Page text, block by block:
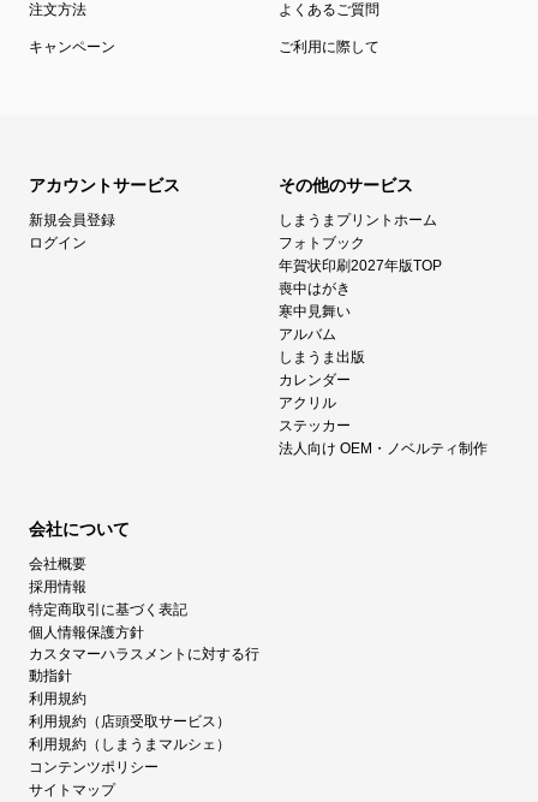
注文方法 よくあるご質問
キャンペーン ご利用に際して
アカウントサービス
新規会員登録
ログイン
その他のサービス
しまうまプリントホーム
フォトブック
年賀状印刷2027年版TOP
喪中はがき
寒中見舞い
アルバム
しまうま出版
カレンダー
アクリル
ステッカー
法人向け OEM・ノベルティ制作
会社について
会社概要
採用情報
特定商取引に基づく表記
個人情報保護方針
カスタマーハラスメントに対する行
動指針
利用規約
利用規約（店頭受取サービス）
利用規約（しまうまマルシェ）
コンテンツポリシー
サイトマップ